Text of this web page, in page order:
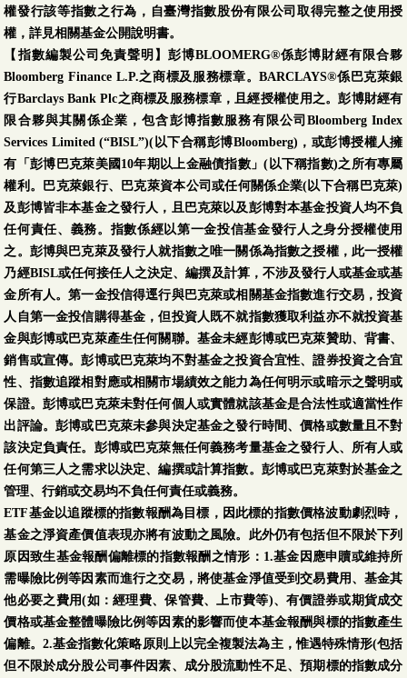
權發行該等指數之行為，自臺灣指數股份有限公司取得完整之使用授
權，詳見相關基金公開說明書。
【指數編製公司免責聲明】彭博BLOOMERG®係彭博財經有限合夥
Bloomberg Finance L.P.之商標及服務標章。BARCLAYS®係巴克萊銀
行Barclays Bank Plc之商標及服務標章，且經授權使用之。彭博財經有
限合夥與其關係企業，包含彭博指數服務有限公司Bloomberg Index
Services Limited (“BISL”)(以下合稱彭博Bloomberg)，或彭博授權人擁
有「彭博巴克萊美國10年期以上金融債指數」(以下稱指數)之所有專屬
權利。巴克萊銀行、巴克萊資本公司或任何關係企業(以下合稱巴克萊)
及彭博皆非本基金之發行人，且巴克萊以及彭博對本基金投資人均不負
任何責任、義務。指數係經以第一金投信基金發行人之身分授權使用
之。彭博與巴克萊及發行人就指數之唯一關係為指數之授權，此一授權
乃經BISL或任何接任人之決定、編撰及計算，不涉及發行人或基金或基
金所有人。第一金投信得逕行與巴克萊或相關基金指數進行交易，投資
人自第一金投信購得基金，但投資人既不就指數獲取利益亦不就投資基
金與彭博或巴克萊產生任何關聯。基金未經彭博或巴克萊贊助、背書、
銷售或宣傳。彭博或巴克萊均不對基金之投資合宜性、證券投資之合宜
性、指數追蹤相對應或相關市場績效之能力為任何明示或暗示之聲明或
保證。彭博或巴克萊未對任何個人或實體就該基金是合法性或適當性作
出評論。彭博或巴克萊未參與決定基金之發行時間、價格或數量且不對
該決定負責任。彭博或巴克萊無任何義務考量基金之發行人、所有人或
任何第三人之需求以決定、編撰或計算指數。彭博或巴克萊對於基金之
管理、行銷或交易均不負任何責任或義務。
ETF基金以追蹤標的指數報酬為目標，因此標的指數價格波動劇烈時，
基金之淨資產價值表現亦將有波動之風險。此外仍有包括但不限於下列
原因致生基金報酬偏離標的指數報酬之情形：1.基金因應申贖或維持所
需曝險比例等因素而進行之交易，將使基金淨值受到交易費用、基金其
他必要之費用(如：經理費、保管費、上市費等)、有價證券或期貨成交
價格或基金整體曝險比例等因素的影響而使本基金報酬與標的指數產生
偏離。2.基金指數化策略原則上以完全複製法為主，惟遇特殊情形(包括
但不限於成分股公司事件因素、成分股流動性不足、預期標的指數成分